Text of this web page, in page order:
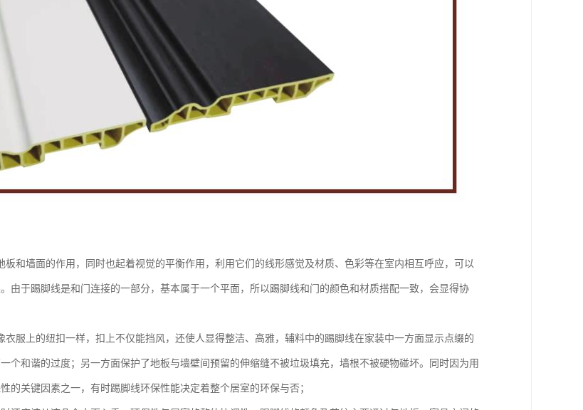
板和墙面的作用，同时也起着视觉的平衡作用，利用它们的线形感觉及材质、色彩等在室内相互呼应，可以
由于踢脚线是和门连接的一部分，基本属于一个平面，所以踢脚线和门的颜色和材质搭配一致，会显得协
衣服上的纽扣一样，扣上不仅能挡风，还使人显得整洁、高雅，辅料中的踢脚线在家装中一方面显示点缀的
个和谐的过度；另一方面保护了地板与墙壁间预留的伸缩缝不被垃圾填充，墙根不被硬物碰坏。同时因为用
的关键因素之一，有时踢脚线环保性能决定着整个居室的环保与否；